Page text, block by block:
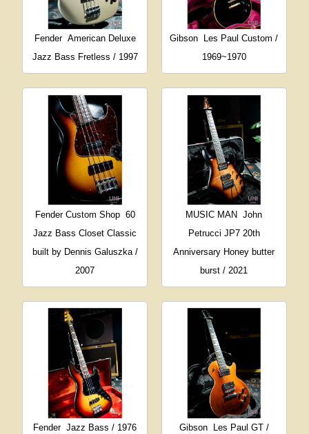
Fender American Deluxe
Jazz Bass Fretless / 1997
Gibson
Les Paul Custom /
1969~1970
Fender Custom Shop 60
Jazz Bass Closet Classic
built by Dennis Galuszka /
2007
MUSIC MAN John
Petrucci JP7 20th
Anniversary Honey butter
burst / 2021
Fender Jazz Bass / 1976 Gibson
Les Paul GT /